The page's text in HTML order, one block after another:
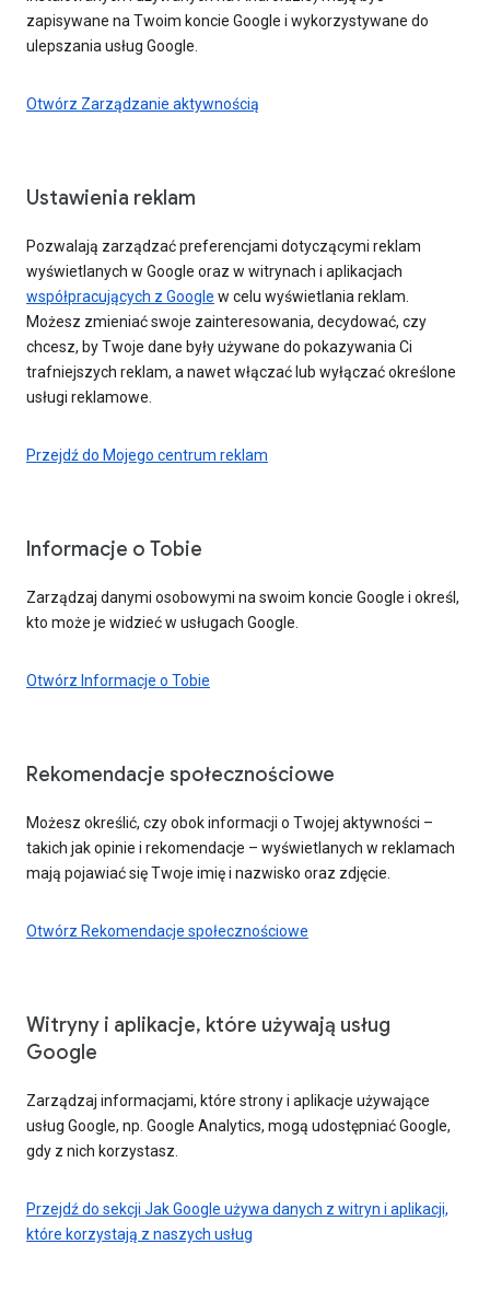
zapisywane na Twoim koncie Google i wykorzystywane do
ulepszania usług Google.
Otwórz Zarządzanie aktywnością
Ustawienia reklam
Pozwalają zarządzać preferencjami dotyczącymi reklam
wyświetlanych w Google oraz w witrynach i aplikacjach
współpracujących z Google w celu wyświetlania reklam.
Możesz zmieniać swoje zainteresowania, decydować, czy
chcesz, by Twoje dane były używane do pokazywania Ci
trafniejszych reklam, a nawet włączać lub wyłączać określone
usługi reklamowe.
Przejdź do Mojego centrum reklam
Informacje o Tobie
Zarządzaj danymi osobowymi na swoim koncie Google i określ,
kto może je widzieć w usługach Google.
Otwórz Informacje o Tobie
Rekomendacje społecznościowe
Możesz określić, czy obok informacji o Twojej aktywności –
takich jak opinie i rekomendacje – wyświetlanych w reklamach
mają pojawiać się Twoje imię i nazwisko oraz zdjęcie.
Otwórz Rekomendacje społecznościowe
Witryny i aplikacje, które używają usług
Google
Zarządzaj informacjami, które strony i aplikacje używające
usług Google, np. Google Analytics, mogą udostępniać Google,
gdy z nich korzystasz.
Przejdź do sekcji Jak Google używa danych z witryn i aplikacji,
które korzystają z naszych usług